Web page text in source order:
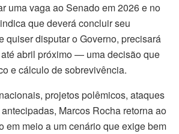
uma vaga ao Senado em 2026 e no
que deverá concluir seu
quiser disputar o Governo, precisará
abril próximo — uma decisão que
e cálculo de sobrevivência.
projetos polêmicos, ataques
Marcos Rocha retorna ao
em meio a um cenário que exige bem